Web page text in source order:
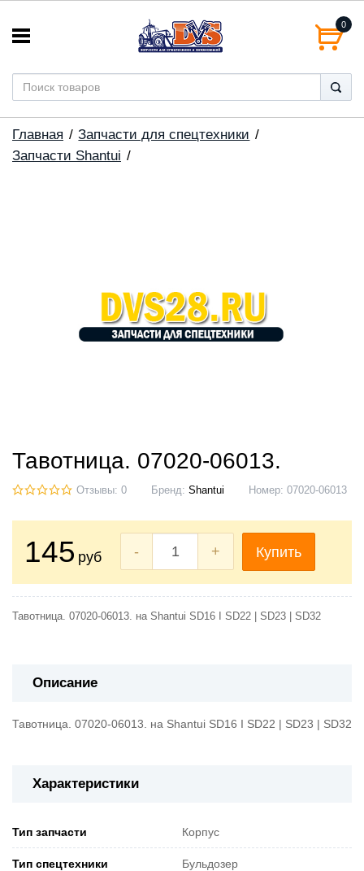
0
Главная
Запчасти для спецтехники
Запчасти Shantui
Тавотница. 07020-06013.
Отзывы: 0 Бренд: Shantui Номер: 07020-06013
145 руб - + Купить
Тавотница. 07020-06013. на Shantui SD16 I SD22 | SD23 | SD32
Описание
Тавотница. 07020-06013. на Shantui SD16 I SD22 | SD23 | SD32
Характеристики
Тип запчасти Корпус
Тип спецтехники Бульдозер